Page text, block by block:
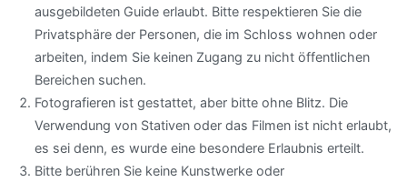
ausgebildeten Guide erlaubt. Bitte respektieren Sie die
Privatsphäre der Personen, die im Schloss wohnen oder
arbeiten, indem Sie keinen Zugang zu nicht öffentlichen
Bereichen suchen.
Fotografieren ist gestattet, aber bitte ohne Blitz. Die
Verwendung von Stativen oder das Filmen ist nicht erlaubt,
es sei denn, es wurde eine besondere Erlaubnis erteilt.
Bitte berühren Sie keine Kunstwerke oder